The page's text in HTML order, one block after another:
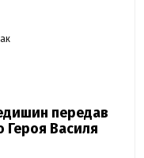
передав
Героя Василя